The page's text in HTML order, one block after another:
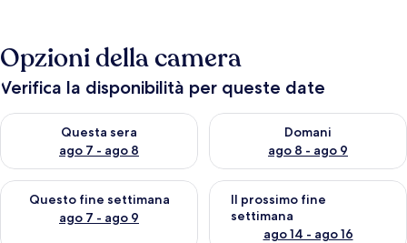
Opzioni della camera
Verifica la disponibilità per queste date
Questa sera
ago 7 - ago 8
Verifica la disponibilità per questa sera, ago 7 - ago 8
Domani
ago 8 - ago 9
Verifica la disponibilità per
Questo fine settimana
ago 7 - ago 9
Verifica la disponibilità per questo fine settimana, ago 7 - ago
Il prossimo fine
settimana
ago 14 - ago 16
Verifica la disponibilità per il